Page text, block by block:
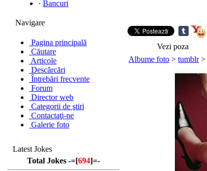
· Bancuri
Navigare
Pagina principală
Căutare
Articole
Descărcări
Întrebări frecvente
Forum
Director web
Categorii de ştiri
Contactaţi-ne
Galerie foto
Latest Jokes
Total Jokes -=[694]=-
Vezi poza
Albume foto > tumblr>